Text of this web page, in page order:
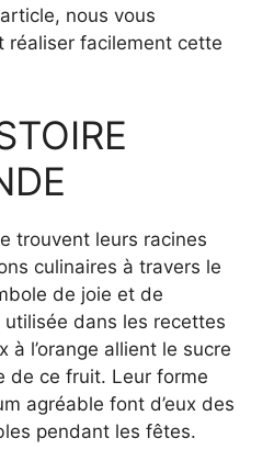
nous vous
réaliser facilement cette
trouvent leurs racines
culinaires à travers le
de joie et de
dans les recettes
à l’orange allient le sucre
de ce fruit. Leur forme
agréable font d’eux des
pendant les fêtes.